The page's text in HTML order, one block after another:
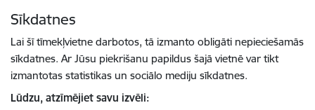
Sīkdatnes
Lai šī tīmekļvietne darbotos, tā izmanto obligāti nepieciešamās
sīkdatnes. Ar Jūsu piekrišanu papildus šajā vietnē var tikt
izmantotas statistikas un sociālo mediju sīkdatnes.
Lūdzu, atzīmējiet savu izvēli: